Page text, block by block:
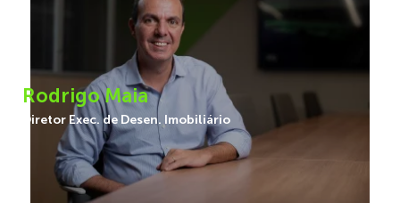
Rodrigo Maia
Diretor Exec. de Desen. Imobiliário